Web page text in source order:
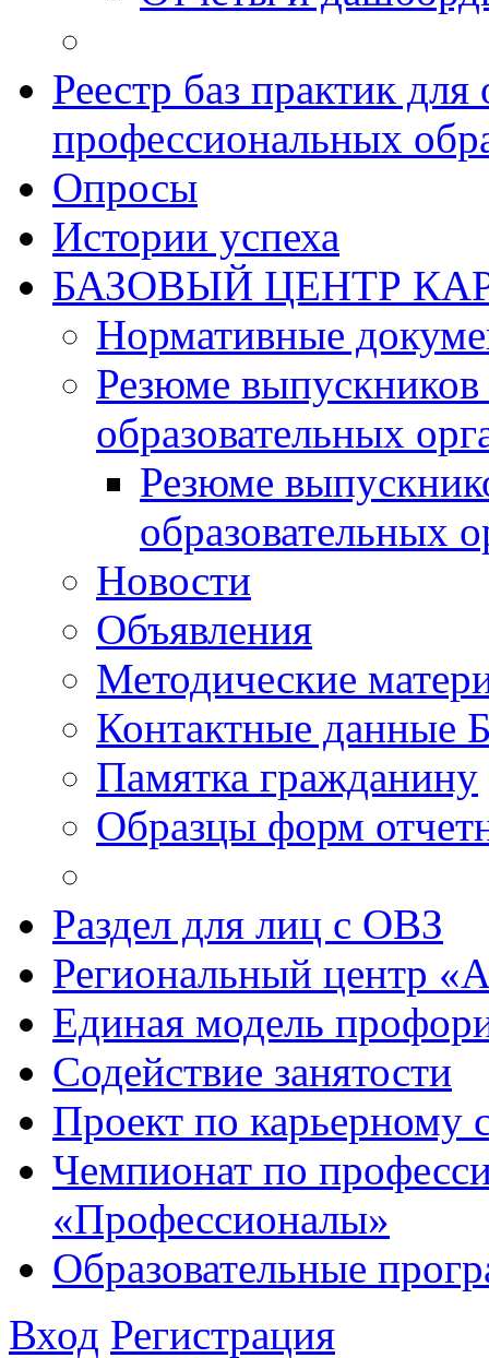
Реестр баз практик
профессиональных
Опросы
Истории успеха
БАЗОВЫЙ ЦЕНТР
Нормативные
Резюме
образовательных
Резюме
образовательных
Новости
Объявления
Методические
Контактные
Памятка гражданину
Образцы форм
Раздел для лиц с ОВЗ
Региональный центр
Единая модель
Содействие занятости
Проект по
Чемпионат по
«Профессионалы»
Образовательные
Вход Регистрация